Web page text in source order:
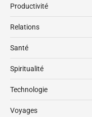
Productivité
Relations
Santé
Spiritualité
Technologie
Voyages